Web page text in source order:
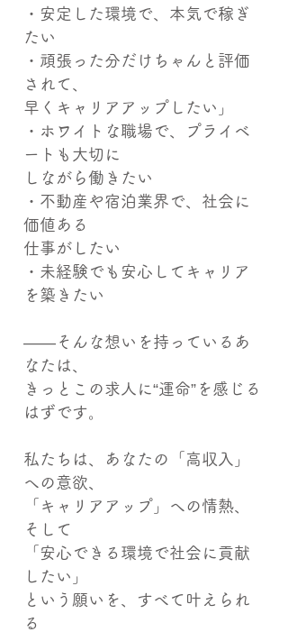
・安定した環境で、本気で稼ぎ
たい
・頑張った分だけちゃんと評価
されて、
早くキャリアアップしたい」
・ホワイトな職場で、プライベ
ートも大切に
しながら働きたい
・不動産や宿泊業界で、社会に
価値ある
仕事がしたい
・未経験でも安心してキャリア
を築きたい
――そんな想いを持っているあ
なたは、
きっとこの求人に“運命”を感じる
はずです。
私たちは、あなたの「高収入」
への意欲、
「キャリアアップ」への情熱、
そして
「安心できる環境で社会に貢献
したい」
という願いを、すべて叶えられ
る